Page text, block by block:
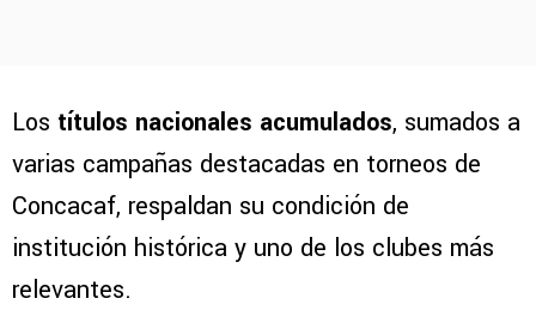
Los títulos nacionales acumulados, sumados a
varias campañas destacadas en torneos de
Concacaf, respaldan su condición de
institución histórica y uno de los clubes más
relevantes.